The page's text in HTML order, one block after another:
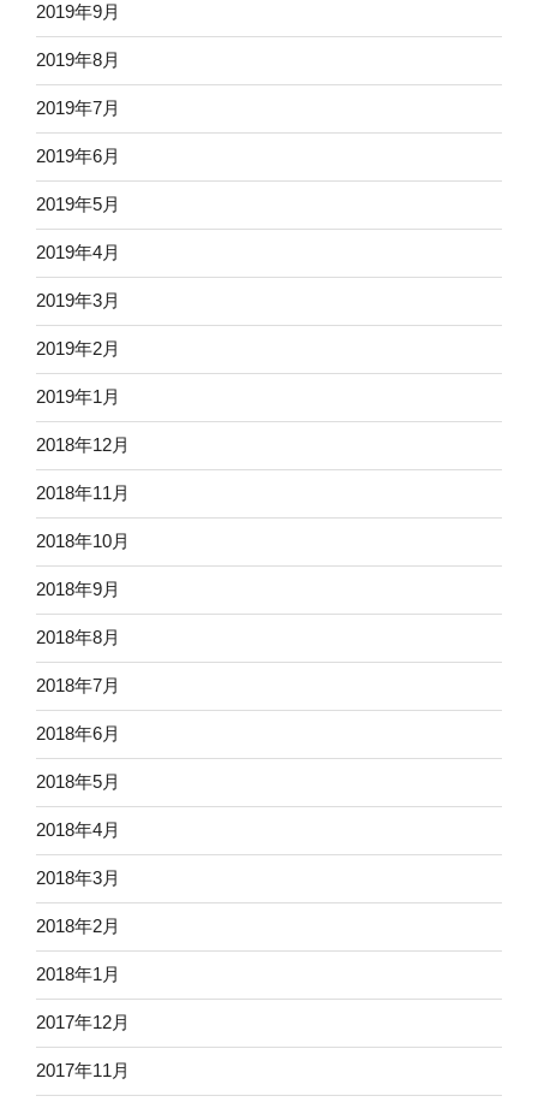
2019年9月
2019年8月
2019年7月
2019年6月
2019年5月
2019年4月
2019年3月
2019年2月
2019年1月
2018年12月
2018年11月
2018年10月
2018年9月
2018年8月
2018年7月
2018年6月
2018年5月
2018年4月
2018年3月
2018年2月
2018年1月
2017年12月
2017年11月